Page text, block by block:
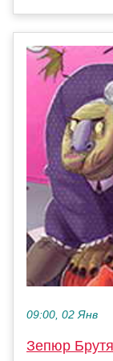
09:00, 02 Янв
Зепюр